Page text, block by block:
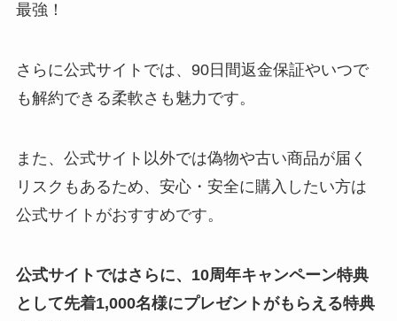
最強！
さらに公式サイトでは、90日間返金保証やいつで
も解約できる柔軟さも魅力です。
また、公式サイト以外では偽物や古い商品が届く
リスクもあるため、安心・安全に購入したい方は
公式サイトがおすすめです。
公式サイトではさらに、10周年キャンペーン特典
として先着1,000名様にプレゼントがもらえる特典